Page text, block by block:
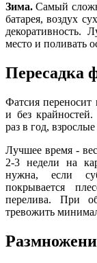
Зима. Самый
батарея, воздух
декоративность.
место и поливать
Пересадка
Фатсия переносит
и без
раз в год,
Лучшее время -
2-3 недели на
нужна, если
покрывается
перелива. При
тревожить